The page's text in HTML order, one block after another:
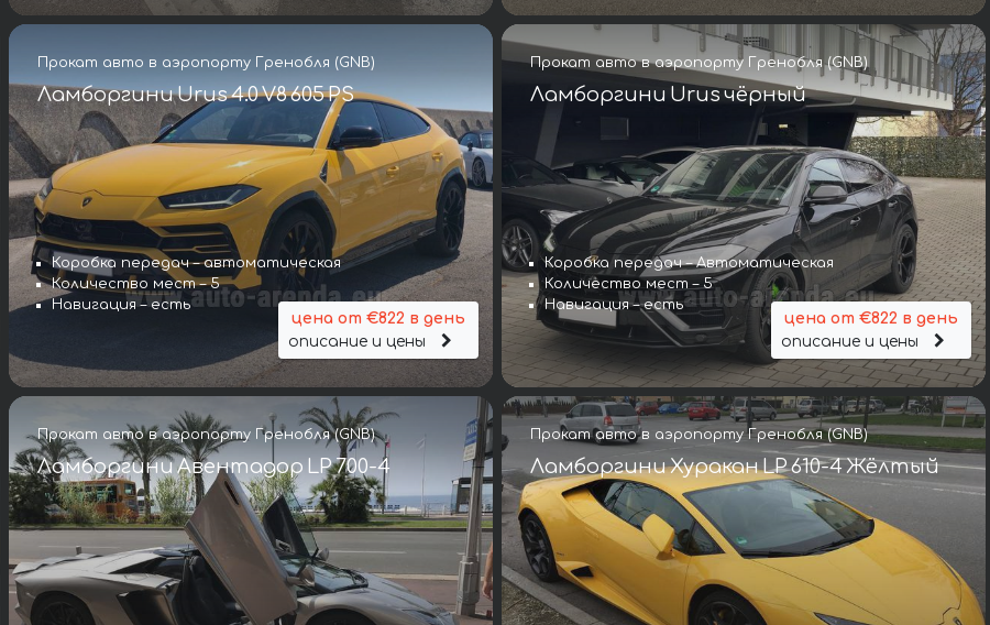
Прокат авто в аэропорту Гренобля (GNB)
Ламборгини Urus 4.0 V8 605 PS
Коробка передач – автоматическая
Количество мест – 5
Навигация – есть
цена от €822 в день
описание и цены
Прокат авто в аэропорту Гренобля (GNB)
Ламборгини Urus чёрный
Коробка передач – Автоматическая
Количество мест – 5
Навигация – есть
цена от €822 в день
описание и цены
Прокат авто в аэропорту Гренобля (GNB)
Ламборгини Авентадор LP 700-4
Прокат авто в аэропорту Гренобля (GNB)
Ламборгини Хуракан LP 610-4 Жёлтый